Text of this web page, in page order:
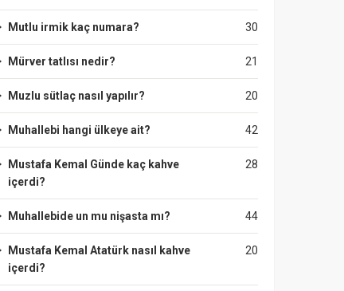
30
Mutlu irmik kaç numara?
21
Mürver tatlısı nedir?
20
Muzlu sütlaç nasıl yapılır?
42
Muhallebi hangi ülkeye ait?
28
Mustafa Kemal Günde kaç kahve
içerdi?
44
Muhallebide un mu nişasta mı?
20
Mustafa Kemal Atatürk nasıl kahve
içerdi?